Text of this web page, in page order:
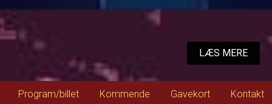
LÆS MERE
Program/billet Kommende Gavekort Kontakt